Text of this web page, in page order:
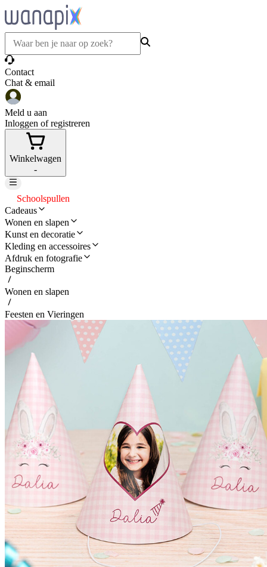
Contact
Chat & email
Meld u aan
Inloggen of registreren
Winkelwagen
-
Schoolspullen
Cadeaus
Wonen en slapen
Kunst en decoratie
Kleding en accessoires
Afdruk en fotografie
Beginscherm
Wonen en slapen
Feesten en Vieringen